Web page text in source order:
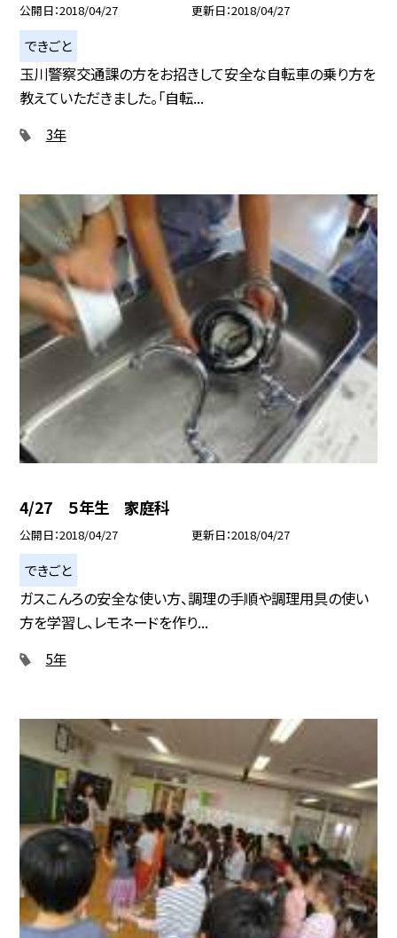
公開日 2018/04/27 更新日 2018/04/27
できごと
玉川警察交通課の方をお招きして安全な自転車の乗り方を
教えていただきました。「自転...
3年
4/27 ５年生 家庭科
公開日 2018/04/27 更新日 2018/04/27
できごと
ガスこんろの安全な使い方、調理の手順や調理用具の使い
方を学習し、レモネードを作り...
5年